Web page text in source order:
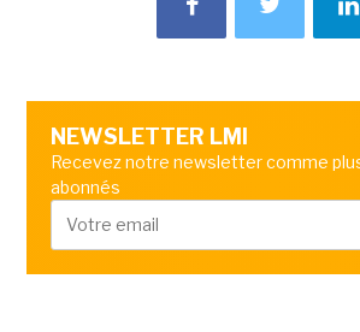
NEWSLETTER LMI
Recevez notre newsletter comme
abonnés